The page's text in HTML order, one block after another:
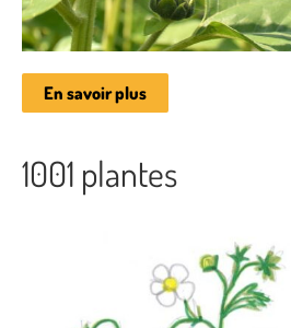
En savoir plus
1001 plantes